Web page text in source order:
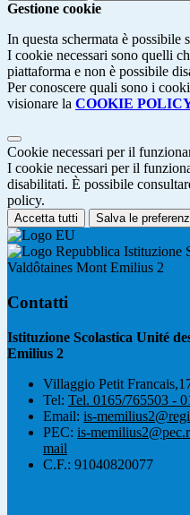
Gestione cookie
In questa schermata è possibile
I cookie necessari sono quelli
piattaforma e non è possibile
Per conoscere quali sono i
visionare la COOKIE
Cookie necessari per il
I cookie necessari per il
disabilitati. È possibile
policy.
Accetta tutti Salva le
Istituzione
Valdôtaines Mont Emilius 2
Contatti
Istituzione Scolastica Unité
Emilius 2
Villaggio Petit
Tel: Tel. 0165/765503 -
Email: is-
PEC: is-
mail
C.F.: 91040820077